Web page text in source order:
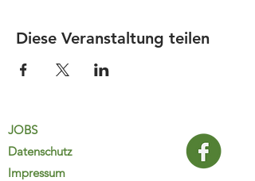
Diese Veranstaltung teilen
JOBS
Datenschutz
Impressum